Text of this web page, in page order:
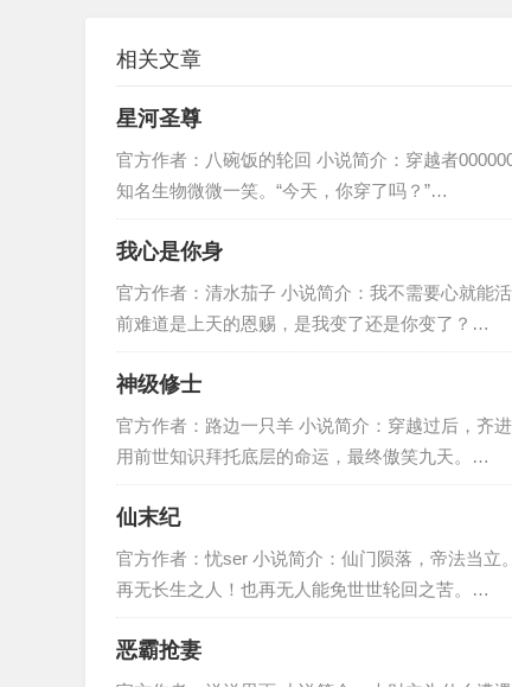
相关文章
星河圣尊
官方作者：八碗饭的轮回 小说简介：穿越者
知名生物微微一笑。“今天，你穿了吗？”…
我心是你身
官方作者：清水茄子 小说简介：我不需要心就
前难道是上天的恩赐，是我变了还是你变了？…
神级修士
官方作者：路边一只羊 小说简介：穿越过后，齐
用前世知识拜托底层的命运，最终傲笑九天。…
仙末纪
官方作者：忧ser 小说简介：仙门陨落，帝法当
再无长生之人！也再无人能免世世轮回之苦。…
恶霸抢妻